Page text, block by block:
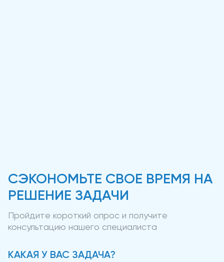
СЭКОНОМЬТЕ СВОЕ ВРЕМЯ НА
РЕШЕНИЕ ЗАДАЧИ
Пройдите короткий опрос и получите
консультацию нашего специалиста
КАКАЯ У ВАС ЗАДАЧА?